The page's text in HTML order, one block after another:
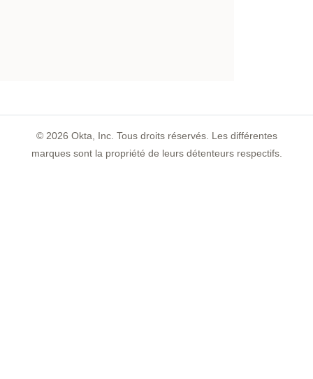
© 2026 Okta, Inc. Tous droits réservés. Les différentes
marques sont la propriété de leurs détenteurs respectifs.